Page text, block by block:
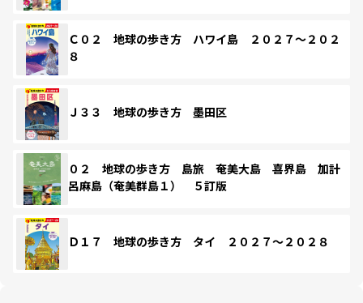
Ｃ０２ 地球の歩き方 ハワイ島 ２０２７～２０２
８
Ｊ３３ 地球の歩き方 墨田区
０２ 地球の歩き方 島旅 奄美大島 喜界島 加計
呂麻島（奄美群島１） ５訂版
Ｄ１７ 地球の歩き方 タイ ２０２７～２０２８